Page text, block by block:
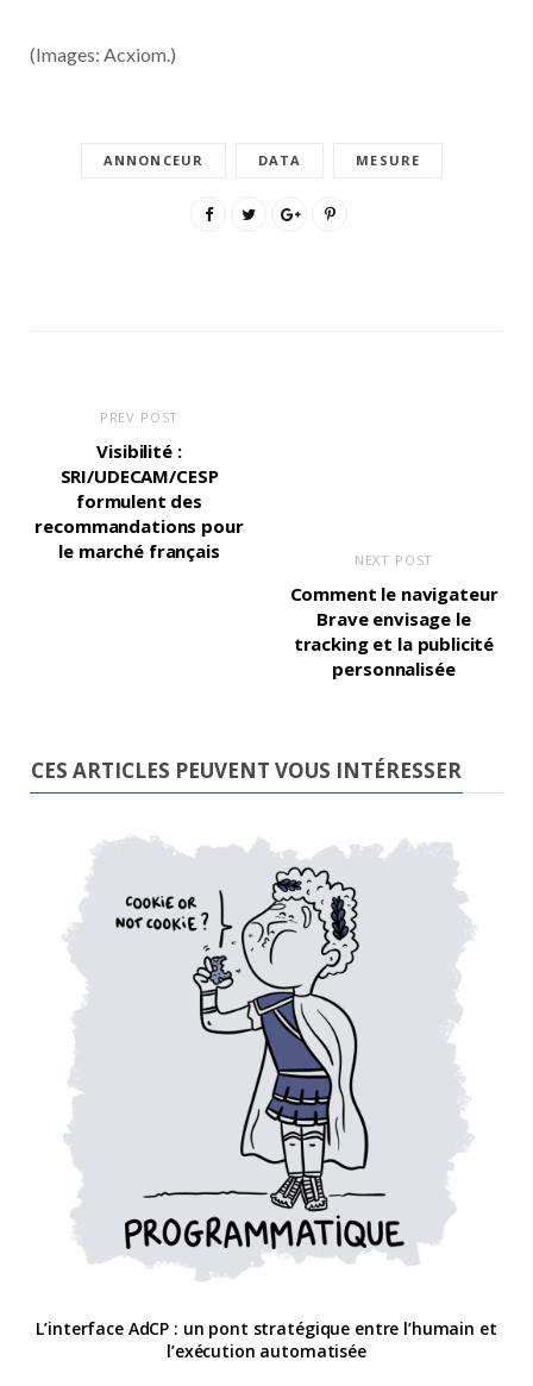
(Images: Acxiom.)
ANNONCEUR DATA MESURE
PREV POST
Visibilité :
SRI/UDECAM/CESP
formulent des
recommandations pour
le marché français
NEXT POST
Comment le navigateur
Brave envisage le
tracking et la publicité
personnalisée
CES ARTICLES PEUVENT VOUS INTÉRESSER
L’interface AdCP : un pont stratégique entre l’humain et
l’exécution automatisée